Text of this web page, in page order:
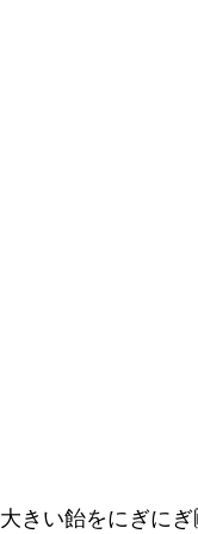
大きい飴をにぎにぎ